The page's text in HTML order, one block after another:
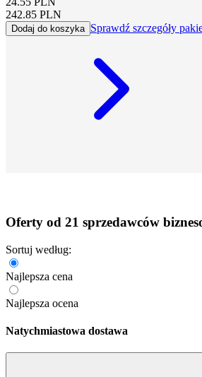
242.85 PLN
Dodaj do koszyka Sprawdź szczegóły
Oferty od 21 sprzedawców
Sortuj według:
Najlepsza cena
Najlepsza ocena
Natychmiastowa dostawa